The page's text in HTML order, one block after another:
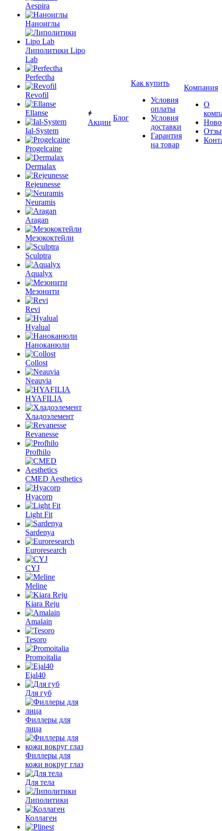
Aespira
Наноиглы
Липолитики Lipo
Lab
Perfectha
Revofil
Ellanse
Ial-System
Progelcaine
Dermalax
Rejeunesse
Neuramis
Aragan
Мезококтейли
Sculptra
Aqualyx
Мезонити
Revi
Hyalual
Наноканюли
Collost
Neauvia
HYAFILIA
Хладоэлемент
Revanesse
Profhilo
CMED Aesthetics
Hyacorp
Light Fit
Sardenya
Euroresearch
CYJ
Meline
Kiara Reju
Amalain
Tesoro
Promoitalia
Ejal40
Для губ
Филлеры для
лица
Филлеры для
кожи вокруг глаз
Для тела
Липолитики
Коллаген
Акции
Блог
Как купить
Условия
оплаты
Условия
доставки
Гарантия
на товар
Компания
О